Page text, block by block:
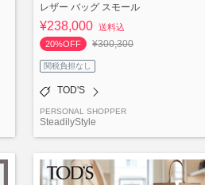
レザー バッグ スモール
¥238,000 送料込
20%OFF
¥300,300
関税負担なし
TOD'S
PERSONAL SHOPPER
SteadilyStyle